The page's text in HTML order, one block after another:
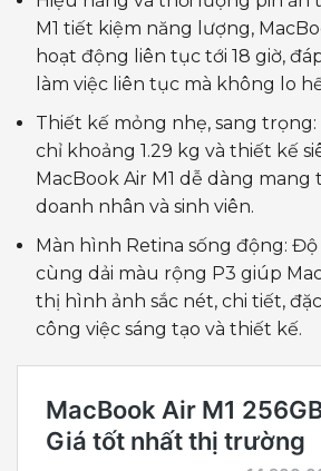
M1 tiết kiệm năng lượng,
hoạt động liên tục tới 18 giờ,
làm việc liên tục mà không lo
Thiết kế mỏng nhẹ, sang
chỉ khoảng 1.29 kg và thiết kế
MacBook Air M1 dễ dàng
doanh nhân và sinh viên.
Màn hình Retina sống động: Độ
cùng dải màu rộng P3 giúp
thị hình ảnh sắc nét, chi tiết,
công việc sáng tạo và thiết kế.